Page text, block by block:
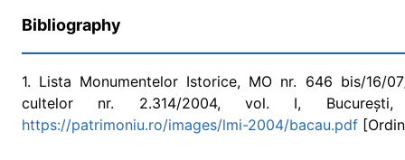
Bibliography
1. Lista Monumentelor Istorice, MO nr. 646 bis/16/
cultelor nr. 2.314/2004, vol. I,
https://patrimoniu.ro/images/lmi-2004/bacau.pdf